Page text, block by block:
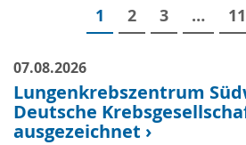
1 2 3 …
07.08.2026
Lungenkrebszentrum
Deutsche
ausgezeichnet ›